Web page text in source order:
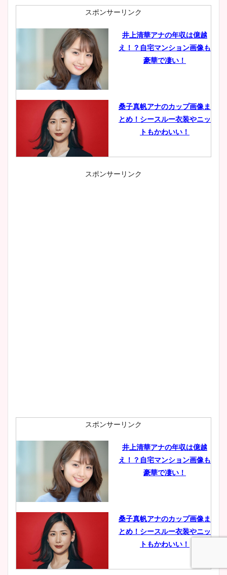
スポンサーリンク
井上清華アナの年収は億越
え！？自宅マンション画像も
豪華で凄い！
桑子真帆アナのカップ画像ま
とめ！シースルー衣装やニッ
トもかわいい！
小室瑛莉子のカップ画像まと
肉も凄い！
鈴木唯の太ってた時の体重が
ヤバすぎww原因や痩せたダ
豊島実季アナのカップ画像ま
とめ！美脚や水着姿に年齢も
スポンサーリンク
スポンサーリンク
井上清華アナの年収は億越
え！？自宅マンション画像も
豪華で凄い！
桑子真帆アナのカップ画像ま
とめ！シースルー衣装やニッ
トもかわいい！